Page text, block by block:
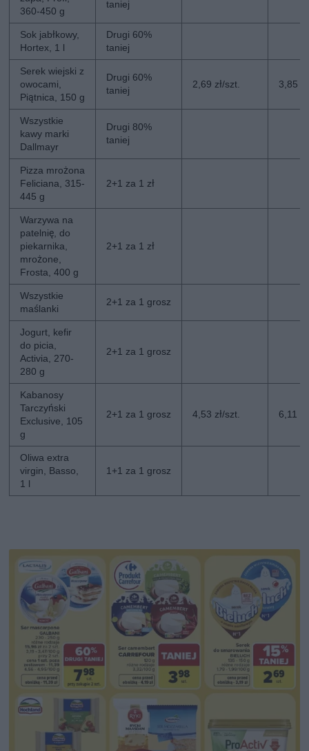
360-450 g
taniej
Sok jabłkowy,
Hortex, 1 l
Drugi 60%
taniej
Serek wiejski z
owocami,
Piątnica, 150 g
Drugi 60%
taniej
2,69 zł/szt. 3,85
Wszystkie
kawy marki
Dallmayr
Drugi 80%
taniej
Pizza mrożona
Feliciana, 315-
445 g
2+1 za 1 zł
Warzywa na
patelnię, do
piekarnika,
mrożone,
Frosta, 400 g
2+1 za 1 zł
Wszystkie
maślanki
2+1 za 1 grosz
Jogurt, kefir
do picia,
Activia, 270-
280 g
2+1 za 1 grosz
Kabanosy
Tarczyński
Exclusive, 105
g
2+1 za 1 grosz 4,53 zł/szt. 6,11
Oliwa extra
virgin, Basso,
1 l
1+1 za 1 grosz